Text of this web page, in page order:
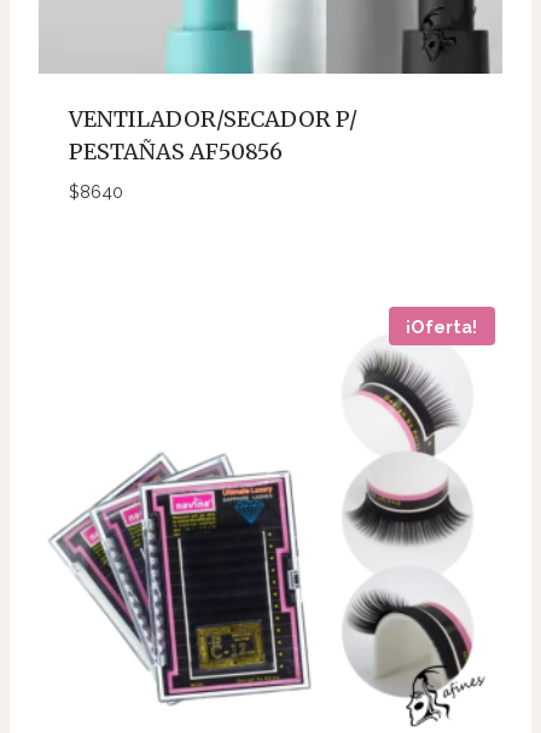
VENTILADOR/SECADOR P/
PESTAÑAS AF50856
$8640
¡Oferta!